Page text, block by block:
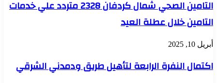
التامين الصحي شمال كردفان 2328 متردد علي خدمات
التامين خلال عطلة العيد
أبريل 10, 2025
اكتمال النفرة الرابعة لتأهيل طريق ودمدني الشرقي